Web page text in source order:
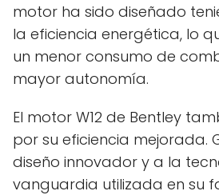
motor ha sido diseñado
la eficiencia energética, lo
un menor consumo de
mayor autonomía.
El motor W12 de Bentley
por su eficiencia mejorada.
diseño innovador y a la
vanguardia utilizada en su